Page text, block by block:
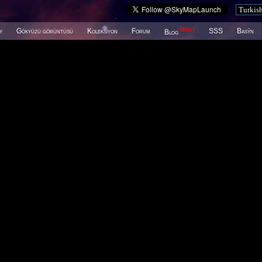
Gökyüzü görüntüsü Koleksiyon Forum Blog New! SSS Basýn